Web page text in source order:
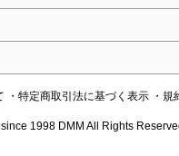
・特定商取引法に基づく表示 ・規
1998 DMM All Rights